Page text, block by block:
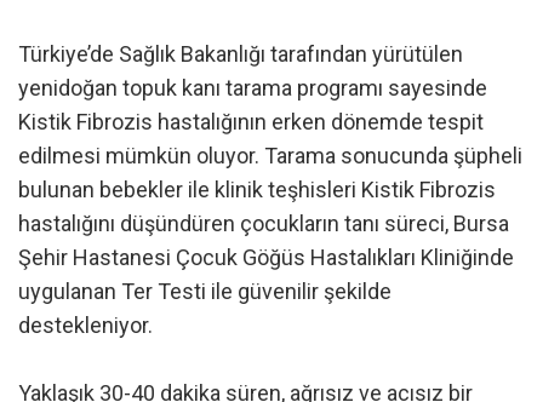
Türkiye’de Sağlık Bakanlığı tarafından yürütülen
yenidoğan topuk kanı tarama programı sayesinde
Kistik Fibrozis hastalığının erken dönemde tespit
edilmesi mümkün oluyor. Tarama sonucunda şüpheli
bulunan bebekler ile klinik teşhisleri Kistik Fibrozis
hastalığını düşündüren çocukların tanı süreci, Bursa
Şehir Hastanesi Çocuk Göğüs Hastalıkları Kliniğinde
uygulanan Ter Testi ile güvenilir şekilde
destekleniyor.
Yaklaşık 30-40 dakika süren, ağrısız ve acısız bir